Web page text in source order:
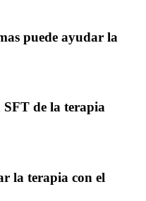
puede ayudar la
SFT de la terapia
la terapia con el